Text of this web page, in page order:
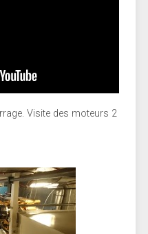
Visite des moteurs 2